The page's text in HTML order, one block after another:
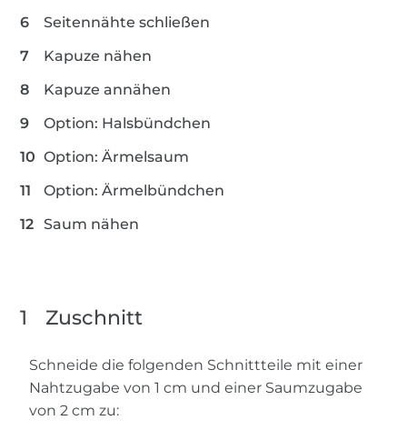
Seitennähte schließen
Kapuze nähen
Kapuze annähen
Option: Halsbündchen
Option: Ärmelsaum
Option: Ärmelbündchen
Saum nähen
1 Zuschnitt
Schneide die folgenden Schnittteile mit einer
Nahtzugabe von 1 cm und einer Saumzugabe
von 2 cm zu: